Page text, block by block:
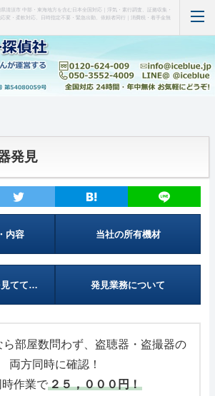
清須市 中部・東海地方を含む日本全国対応｜浮気・素行調査、証拠収集・
変・柔軟対応、日時指定不要・緊急出動、依頼者同行｜消費税・着手金無
はじめに・事務所概要）
出動・暗所カメラ)
(料金・機材など)
販売
の流れ
ライバシーポリシー
発見
内容 当社の所有機材
見てて… 発見業務について
部屋数問わず、盗聴器・盗撮器の
両方同時に確認！
時作業で２５，０００円！